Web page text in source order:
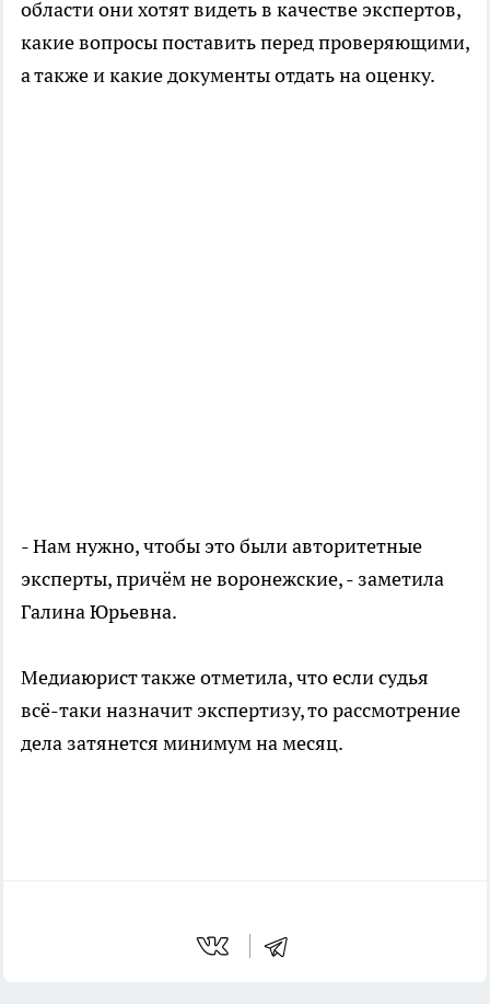
области они хотят видеть в качестве экспертов,
какие вопросы поставить перед проверяющими,
а также и какие документы отдать на оценку.
- Нам нужно, чтобы это были авторитетные
эксперты, причём не воронежские, - заметила
Галина Юрьевна.
Медиаюрист также отметила, что если судья
всё-таки назначит экспертизу, то рассмотрение
дела затянется минимум на месяц.